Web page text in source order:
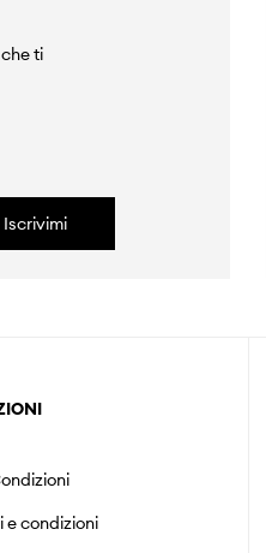
ti
Iscrivimi
e condizioni